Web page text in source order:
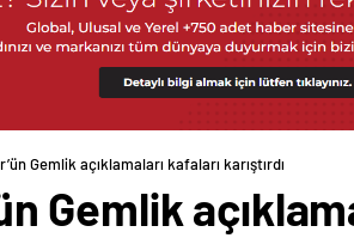
Gemlik açıklamaları kafaları karıştırdı
Gemlik